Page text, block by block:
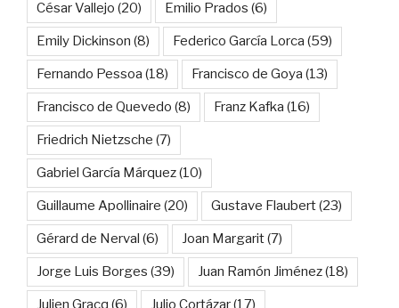
César Vallejo (20) Emilio Prados (6)
Emily Dickinson (8) Federico García Lorca (59)
Fernando Pessoa (18) Francisco de Goya (13)
Francisco de Quevedo (8) Franz Kafka (16)
Friedrich Nietzsche (7)
Gabriel García Márquez(10)
Guillaume Apollinaire (20) Gustave Flaubert(23)
Gérard de Nerval (6) Joan Margarit(7)
Jorge Luis Borges (39) Juan Ramón Jiménez(18)
Julien Gracq (6) Julio Cortázar(17)